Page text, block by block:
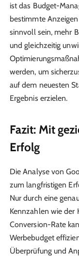
ist das Budget-
bestimmte
sinnvoll sein, mehr
und gleichzeitig
werden, um
auf dem neuesten
Ergebnis erzielen.
Fazit: Mit
Erfolg
Die Analyse von
zum langfristigen
Nur durch eine
Kennzahlen wie der
Conversion-Rate
Werbebudget
Überprüfung und